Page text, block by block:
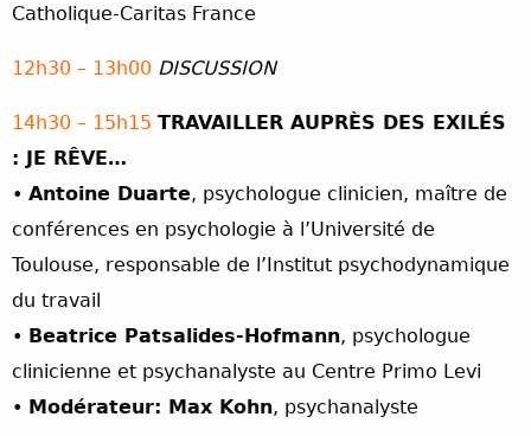
Catholique-Caritas France
12h30 – 13h00 DISCUSSION
14h30 – 15h15 TRAVAILLER AUPRÈS DES EXILÉS
: JE RÊVE…
• Antoine Duarte, psychologue clinicien, maître de
conférences en psychologie à l’Université de
Toulouse, responsable de l’Institut psychodynamique
du travail
• Beatrice Patsalides-Hofmann, psychologue
clinicienne et psychanalyste au Centre Primo Levi
• Modérateur: Max Kohn, psychanalyste